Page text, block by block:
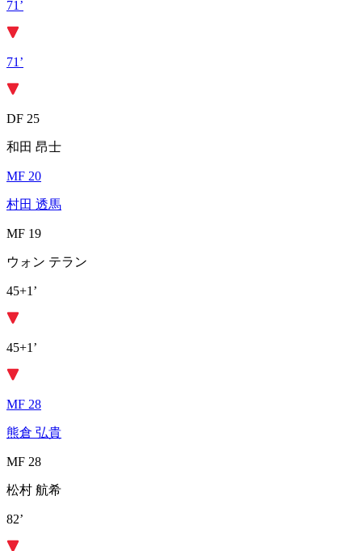
71’
71’
DF 25
和田 昂士
MF 20
村田 透馬
MF 19
ウォン テラン
45+1’
45+1’
MF 28
熊倉 弘貴
MF 28
松村 航希
82’